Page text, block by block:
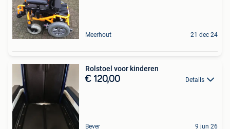
Meerhout 21 dec 24
Rolstoel voor kinderen
€ 120,00 Details
Bever 9 jun 26